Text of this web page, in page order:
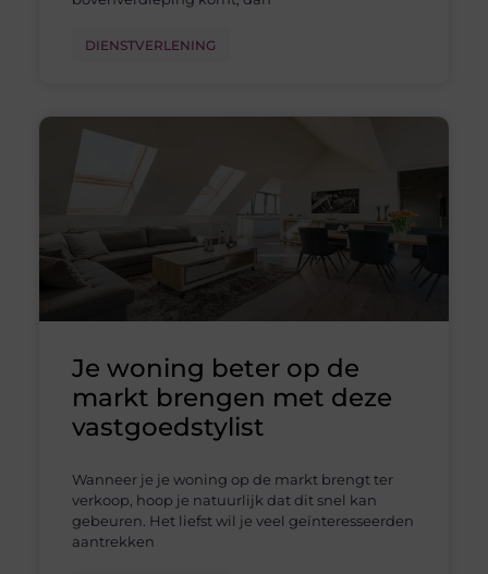
DIENSTVERLENING
Je woning beter op de
markt brengen met deze
vastgoedstylist
Wanneer je je woning op de markt brengt ter
verkoop, hoop je natuurlijk dat dit snel kan
gebeuren. Het liefst wil je veel geïnteresseerden
aantrekken